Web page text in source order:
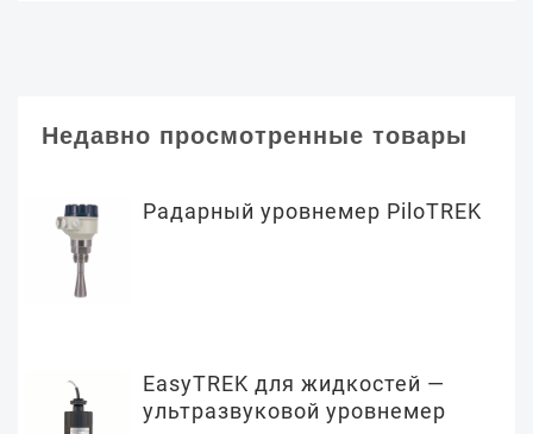
Недавно просмотренные товары
Радарный уровнемер PiloTREK
EasyTREK для жидкостей —
ультразвуковой уровнемер